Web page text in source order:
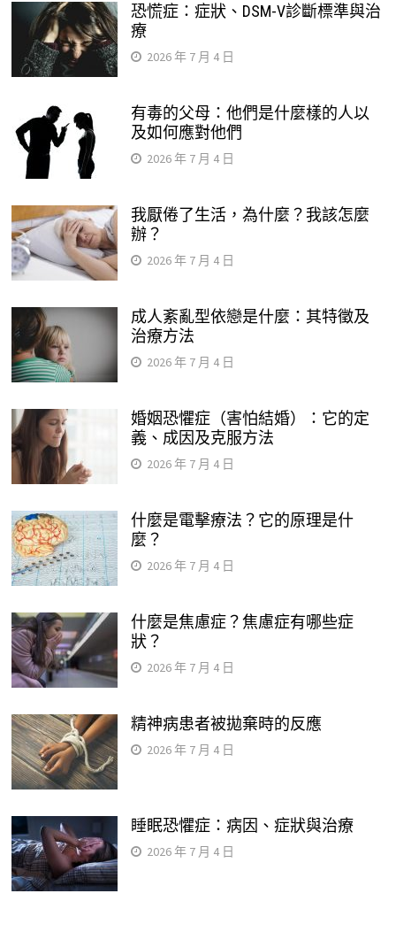
恐慌症：症狀、DSM-V診斷標準與治
療
2026 年 7 月 4 日
有毒的父母：他們是什麼樣的人以
及如何應對他們
2026 年 7 月 4 日
我厭倦了生活，為什麼？我該怎麼
辦？
2026 年 7 月 4 日
成人紊亂型依戀是什麼：其特徵及
治療方法
2026 年 7 月 4 日
婚姻恐懼症（害怕結婚）：它的定
義、成因及克服方法
2026 年 7 月 4 日
什麼是電擊療法？它的原理是什
麼？
2026 年 7 月 4 日
什麼是焦慮症？焦慮症有哪些症
狀？
2026 年 7 月 4 日
精神病患者被拋棄時的反應
2026 年 7 月 4 日
睡眠恐懼症：病因、症狀與治療
2026 年 7 月 4 日